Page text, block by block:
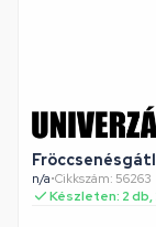
n/a•Cikkszám: 56263
Készleten: 2